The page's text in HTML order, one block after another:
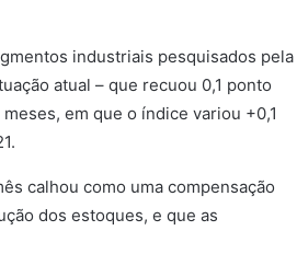
industriais pesquisados pela
atual – que recuou 0,1 ponto
em que o índice variou +0,1
calhou como uma compensação
dos estoques, e que as